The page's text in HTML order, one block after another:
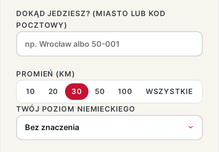
DOKĄD JEDZIESZ? (MIASTO LUB KOD
POCZTOWY)
PROMIEŃ (KM)
10
20 30 50 100
WSZYSTKIE
TWÓJ POZIOM NIEMIECKIEGO